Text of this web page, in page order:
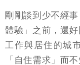
剛剛談到少不經
體驗」之前，還
工作與居住的城
「自住需求」而